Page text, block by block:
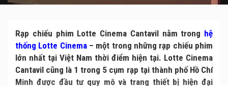
Rạp chiếu phim Lotte Cinema Cantavil nằm trong hệ
thống Lotte Cinema– một trong những rạp chiếu phim
lớn nhất tại Việt Nam thời điểm hiện tại. Lotte Cinema
Cantavil cũng là 1 trong 5 cụm rạp tại thành phố Hồ Chí
Minh được đầu tư quy mô và trang thiết bị hiện đại